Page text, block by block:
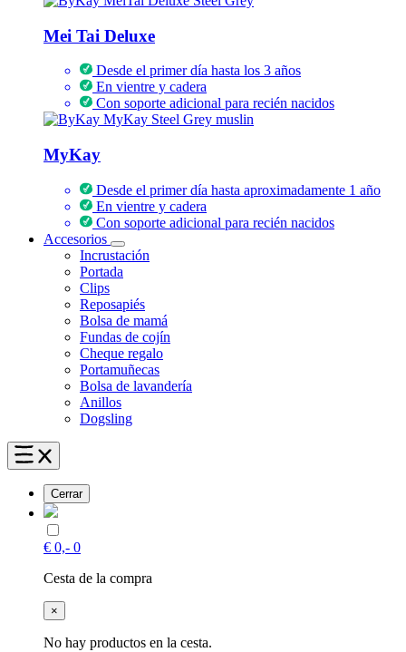
Mei Tai Deluxe
Desde el primer día hasta los 3 años
En vientre y cadera
Con soporte adicional para recién nacidos
MyKay
Desde el primer día hasta aproximadamente 1 año
En vientre y cadera
Con soporte adicional para recién nacidos
Accesorios
Incrustación
Portada
Clips
Reposapiés
Bolsa de mamá
Fundas de cojín
Cheque regalo
Portamuñecas
Bolsa de lavandería
Anillos
Dogsling
Cerrar
€ 0,- 0
Cesta de la compra
×
No hay productos en la cesta.